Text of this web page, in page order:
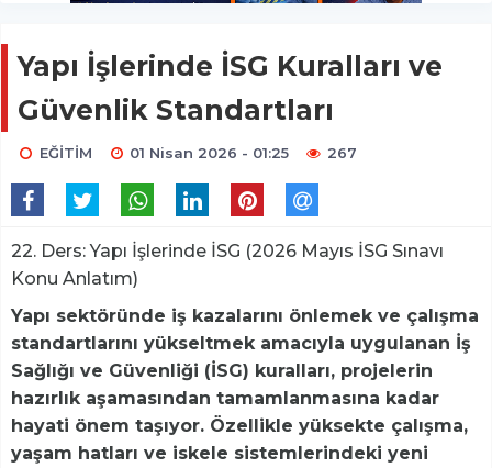
Yapı İşlerinde İSG Kuralları ve
Güvenlik Standartları
EĞİTİM 01 Nisan 2026 - 01:25 267
22. Ders: Yapı İşlerinde İSG (2026 Mayıs İSG Sınavı
Konu Anlatım)
Yapı sektöründe iş kazalarını önlemek ve çalışma
standartlarını yükseltmek amacıyla uygulanan İş
Sağlığı ve Güvenliği (İSG) kuralları, projelerin
hazırlık aşamasından tamamlanmasına kadar
hayati önem taşıyor. Özellikle yüksekte çalışma,
yaşam hatları ve iskele sistemlerindeki yeni